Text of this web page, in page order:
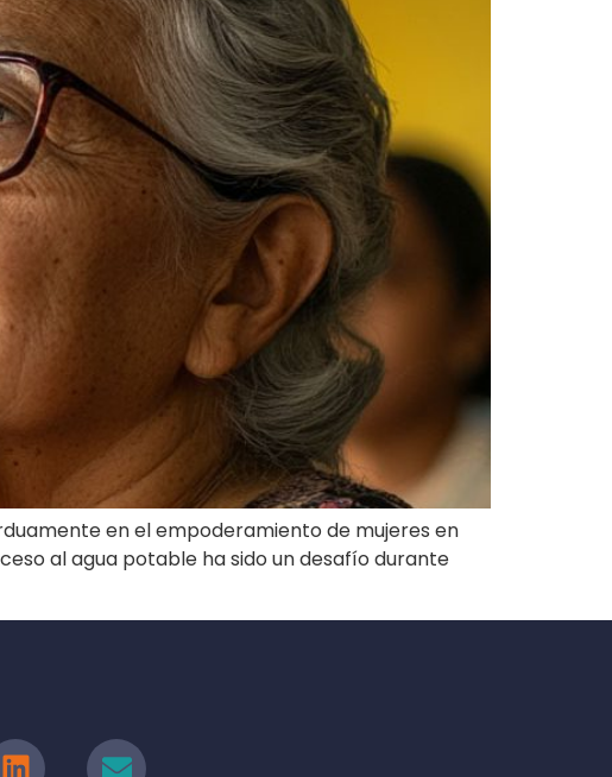
en el empoderamiento de mujeres en
al agua potable ha sido un desafío durante